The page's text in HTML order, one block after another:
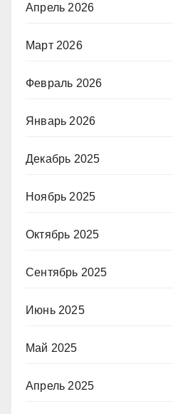
Апрель 2026
Март 2026
Февраль 2026
Январь 2026
Декабрь 2025
Ноябрь 2025
Октябрь 2025
Сентябрь 2025
Июнь 2025
Май 2025
Апрель 2025